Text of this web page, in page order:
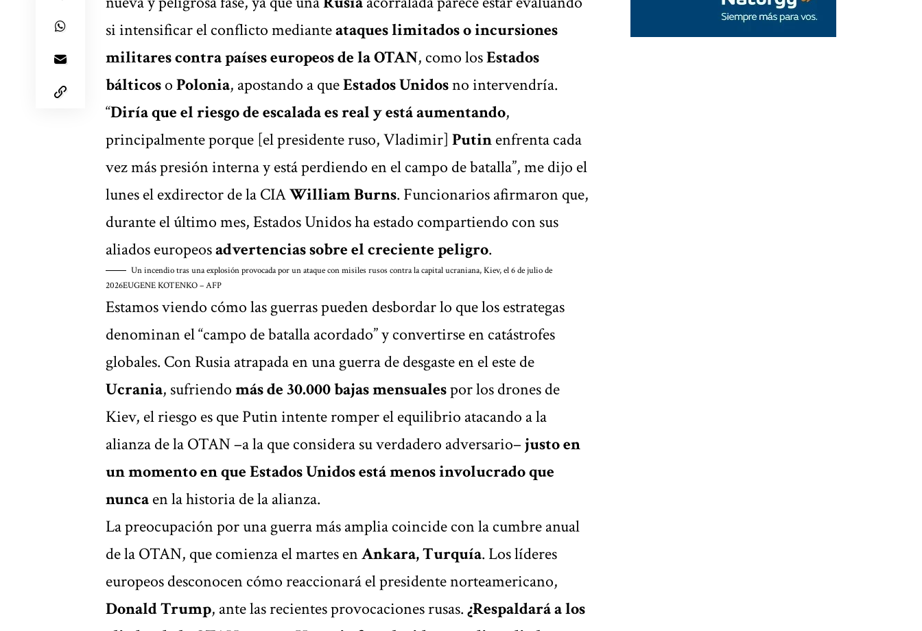
si intensificar el conflicto medianteataques limitados o incursiones
militares contra países europeos de laOTAN, como losEstados
bálticosoPolonia, apostando a queEstados Unidosno intervendría.
“Diría que el riesgo de escalada es real y está aumentando,
principalmente porque [el presidente ruso, Vladimir] Putinenfrenta cada
vez más presión interna y está perdiendo en el campo de batalla”, me dijo el
lunes el exdirector de la CIAWilliam Burns. Funcionarios afirmaron que,
durante el último mes, Estados Unidos ha estado compartiendo con sus
aliados europeosadvertencias sobre el creciente peligro.
Un incendio tras una explosión provocada por un ataque con misiles rusos contra la capital ucraniana, Kiev, el 6 de julio de
2026EUGENE KOTENKO – AFP
Estamos viendo cómo las guerras pueden desbordar lo que los estrategas
denominan el “campo de batalla acordado” y convertirse en catástrofes
globales. Con Rusia atrapada en una guerra de desgaste en el este de
Ucrania, sufriendomás de 30.000 bajas mensualespor los drones de
Kiev, el riesgo es que Putin intente romper el equilibrio atacando a la
alianza de la OTAN –a la que considera su verdadero adversario–justo en
un momento en que Estados Unidos está menos involucrado que
nuncaen la historia de la alianza.
La preocupación por una guerra más amplia coincide con la cumbre anual
de la OTAN, que comienza el martes enAnkara, Turquía. Los líderes
europeos desconocen cómo reaccionará el presidente norteamericano,
Donald Trump, ante las recientes provocaciones rusas.¿Respaldará a los